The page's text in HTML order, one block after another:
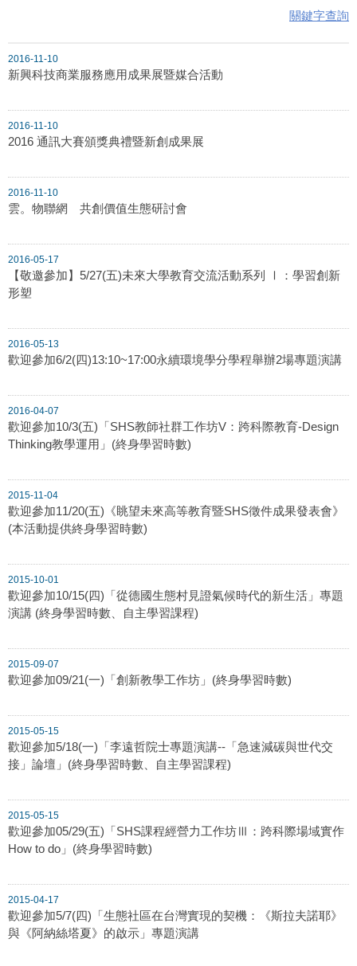
關鍵字查詢
2016-11-10
新興科技商業服務應用成果展暨媒合活動
2016-11-10
2016 通訊大賽頒獎典禮暨新創成果展
2016-11-10
雲。物聯網 共創價值生態研討會
2016-05-17
【敬邀參加】5/27(五)未來大學教育交流活動系列 Ⅰ：學習創新
形塑
2016-05-13
歡迎參加6/2(四)13:10~17:00永續環境學分學程舉辦2場專題演講
2016-04-07
歡迎參加10/3(五)「SHS教師社群工作坊V：跨科際教育-Design
Thinking教學運用」(終身學習時數)
2015-11-04
歡迎參加11/20(五)《眺望未來高等教育暨SHS徵件成果發表會》
(本活動提供終身學習時數)
2015-10-01
歡迎參加10/15(四)「從德國生態村見證氣候時代的新生活」專題
演講 (終身學習時數、自主學習課程)
2015-09-07
歡迎參加09/21(一)「創新教學工作坊」(終身學習時數)
2015-05-15
歡迎參加5/18(一)「李遠哲院士專題演講--「急速減碳與世代交
接」論壇」(終身學習時數、自主學習課程)
2015-05-15
歡迎參加05/29(五)「SHS課程經營力工作坊Ⅲ：跨科際場域實作
How to do」(終身學習時數)
2015-04-17
歡迎參加5/7(四)「生態社區在台灣實現的契機：《斯拉夫諾耶》
與《阿納絲塔夏》的啟示」專題演講